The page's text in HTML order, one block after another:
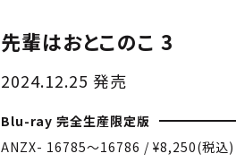
先輩はおとこのこ 3
2024.12.25 発売
Blu-ray 完全生産限定版
ANZX- 16785〜16786 / ¥8,250(税込)